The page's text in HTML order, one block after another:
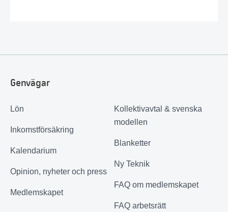
Genvägar
Lön
Inkomstförsäkring
Kalendarium
Opinion, nyheter och press
Medlemskapet
Kollektivavtal & svenska
modellen
Blanketter
Ny Teknik
FAQ om medlemskapet
FAQ arbetsrätt